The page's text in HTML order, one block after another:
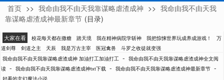
加油打工加油打工
首页 >> 我命由我不由天我靠谋略虐渣成神 >> 我命由我不由天我
靠谋略虐渣成神最新章节 (目录)
大家在看 校花每天都在撒糖 踏天境 我在精神病院学斩神 我把惊悚世界玩成养成游戏！
万
道剑尊
剑道之主 天辰 我是万古主宰 医冠禽兽
斗罗之收徒就变强
我命由我不由天我靠谋略虐渣成神 加油打工加油打工 - 我命由我不由天我靠谋略虐渣成神全文阅
读 - 我命由我不由天我靠谋略虐渣成神txt下载 - 我命由我不由天我靠谋略虐渣成神最新章节 -
好看的玄幻魔法小说